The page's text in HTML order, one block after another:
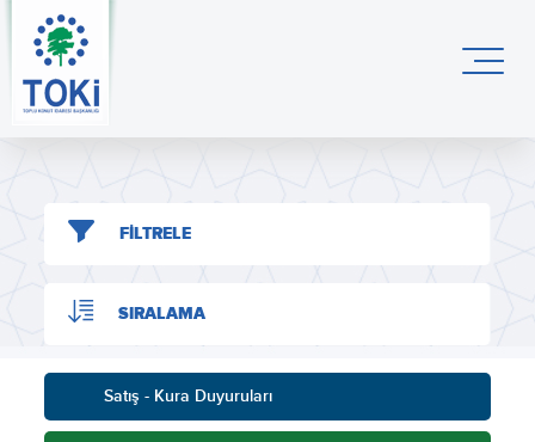
FİLTRELE
SIRALAMA
Satış - Kura Duyuruları